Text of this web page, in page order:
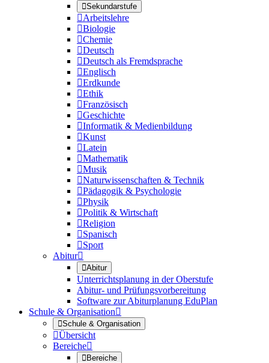
Sekundarstufe
Arbeitslehre
Biologie
Chemie
Deutsch
Deutsch als Fremdsprache
Englisch
Erdkunde
Ethik
Französisch
Geschichte
Informatik & Medienbildung
Kunst
Latein
Mathematik
Musik
Naturwissenschaften & Technik
Pädagogik & Psychologie
Physik
Politik & Wirtschaft
Religion
Spanisch
Sport
Abitur
Abitur
Unterrichtsplanung in der Oberstufe
Abitur- und Prüfungsvorbereitung
Software zur Abiturplanung EduPlan
Schule & Organisation
Schule & Organisation
Übersicht
Bereiche
Bereiche